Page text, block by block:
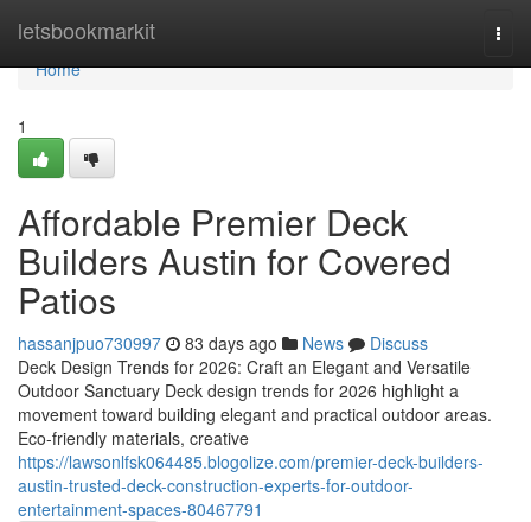
letsbookmarkit
Home
Home
1
Affordable Premier Deck
Builders Austin for Covered
Patios
hassanjpuo730997 83 days ago News
Discuss
Deck Design Trends for 2026: Craft an Elegant and Versatile
Outdoor Sanctuary Deck design trends for 2026 highlight a
movement toward building elegant and practical outdoor areas.
Eco-friendly materials, creative
https://lawsonlfsk064485.blogolize.com/premier-deck-builders-
austin-trusted-deck-construction-experts-for-outdoor-
entertainment-spaces-80467791